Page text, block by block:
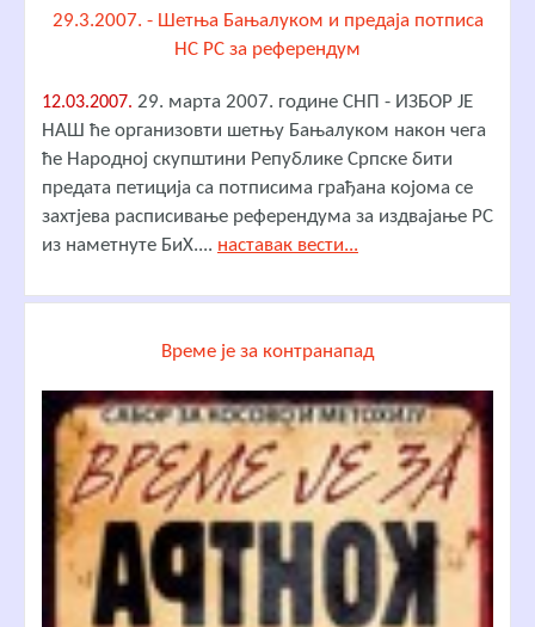
29.3.2007. - Шетња Бањалуком и предаја потписа
НС РС за референдум
12.03.2007. 29. марта 2007. године СНП - ИЗБОР ЈЕ
НАШ ће организовти шетњу Бањалуком након чега
ће Народној скупштини Републике Српске бити
предата петиција са потписима грађана којома се
захтјева расписивање референдума за издвајање РС
из наметнуте БиХ.... наставак вести...
Време је за контранапад